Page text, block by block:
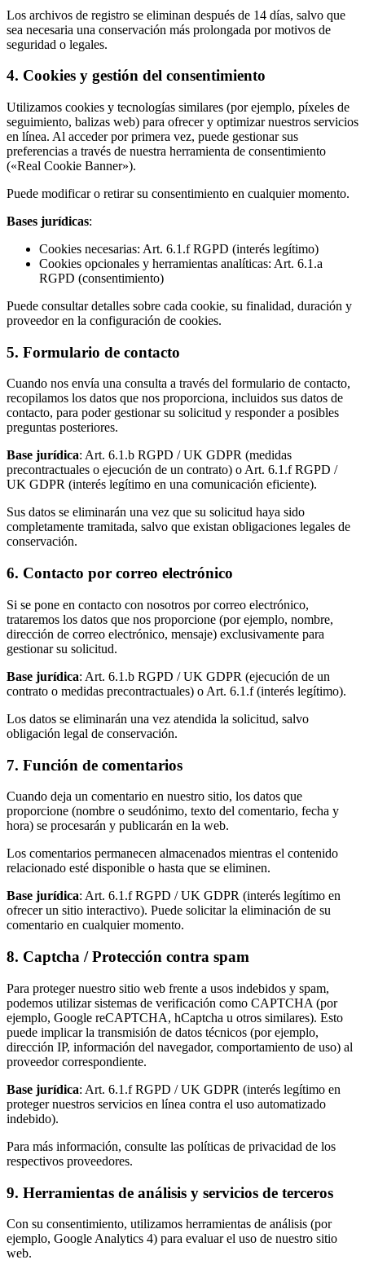
Los archivos de registro se eliminan después de 14 días, salvo que
sea necesaria una conservación más prolongada por motivos de
seguridad o legales.
4. Cookies y gestión del consentimiento
Utilizamos cookies y tecnologías similares (por ejemplo, píxeles de
seguimiento, balizas web) para ofrecer y optimizar nuestros servicios
en línea. Al acceder por primera vez, puede gestionar sus
preferencias a través de nuestra herramienta de consentimiento
(«Real Cookie Banner»).
Puede modificar o retirar su consentimiento en cualquier momento.
Bases jurídicas:
Cookies necesarias: Art. 6.1.f RGPD (interés legítimo)
Cookies opcionales y herramientas analíticas: Art. 6.1.a
RGPD (consentimiento)
Puede consultar detalles sobre cada cookie, su finalidad, duración y
proveedor en la configuración de cookies.
5. Formulario de contacto
Cuando nos envía una consulta a través del formulario de contacto,
recopilamos los datos que nos proporciona, incluidos sus datos de
contacto, para poder gestionar su solicitud y responder a posibles
preguntas posteriores.
Base jurídica: Art. 6.1.b RGPD / UK GDPR (medidas
precontractuales o ejecución de un contrato) o Art. 6.1.f RGPD /
UK GDPR (interés legítimo en una comunicación eficiente).
Sus datos se eliminarán una vez que su solicitud haya sido
completamente tramitada, salvo que existan obligaciones legales de
conservación.
6. Contacto por correo electrónico
Si se pone en contacto con nosotros por correo electrónico,
trataremos los datos que nos proporcione (por ejemplo, nombre,
dirección de correo electrónico, mensaje) exclusivamente para
gestionar su solicitud.
Base jurídica: Art. 6.1.b RGPD / UK GDPR (ejecución de un
contrato o medidas precontractuales) o Art. 6.1.f (interés legítimo).
Los datos se eliminarán una vez atendida la solicitud, salvo
obligación legal de conservación.
7. Función de comentarios
Cuando deja un comentario en nuestro sitio, los datos que
proporcione (nombre o seudónimo, texto del comentario, fecha y
hora) se procesarán y publicarán en la web.
Los comentarios permanecen almacenados mientras el contenido
relacionado esté disponible o hasta que se eliminen.
Base jurídica: Art. 6.1.f RGPD / UK GDPR (interés legítimo en
ofrecer un sitio interactivo). Puede solicitar la eliminación de su
comentario en cualquier momento.
8. Captcha / Protección contra spam
Para proteger nuestro sitio web frente a usos indebidos y spam,
podemos utilizar sistemas de verificación como CAPTCHA (por
ejemplo, Google reCAPTCHA, hCaptcha u otros similares). Esto
puede implicar la transmisión de datos técnicos (por ejemplo,
dirección IP, información del navegador, comportamiento de uso) al
proveedor correspondiente.
Base jurídica: Art. 6.1.f RGPD / UK GDPR (interés legítimo en
proteger nuestros servicios en línea contra el uso automatizado
indebido).
Para más información, consulte las políticas de privacidad de los
respectivos proveedores.
9. Herramientas de análisis y servicios de terceros
Con su consentimiento, utilizamos herramientas de análisis (por
ejemplo, Google Analytics 4) para evaluar el uso de nuestro sitio
web.